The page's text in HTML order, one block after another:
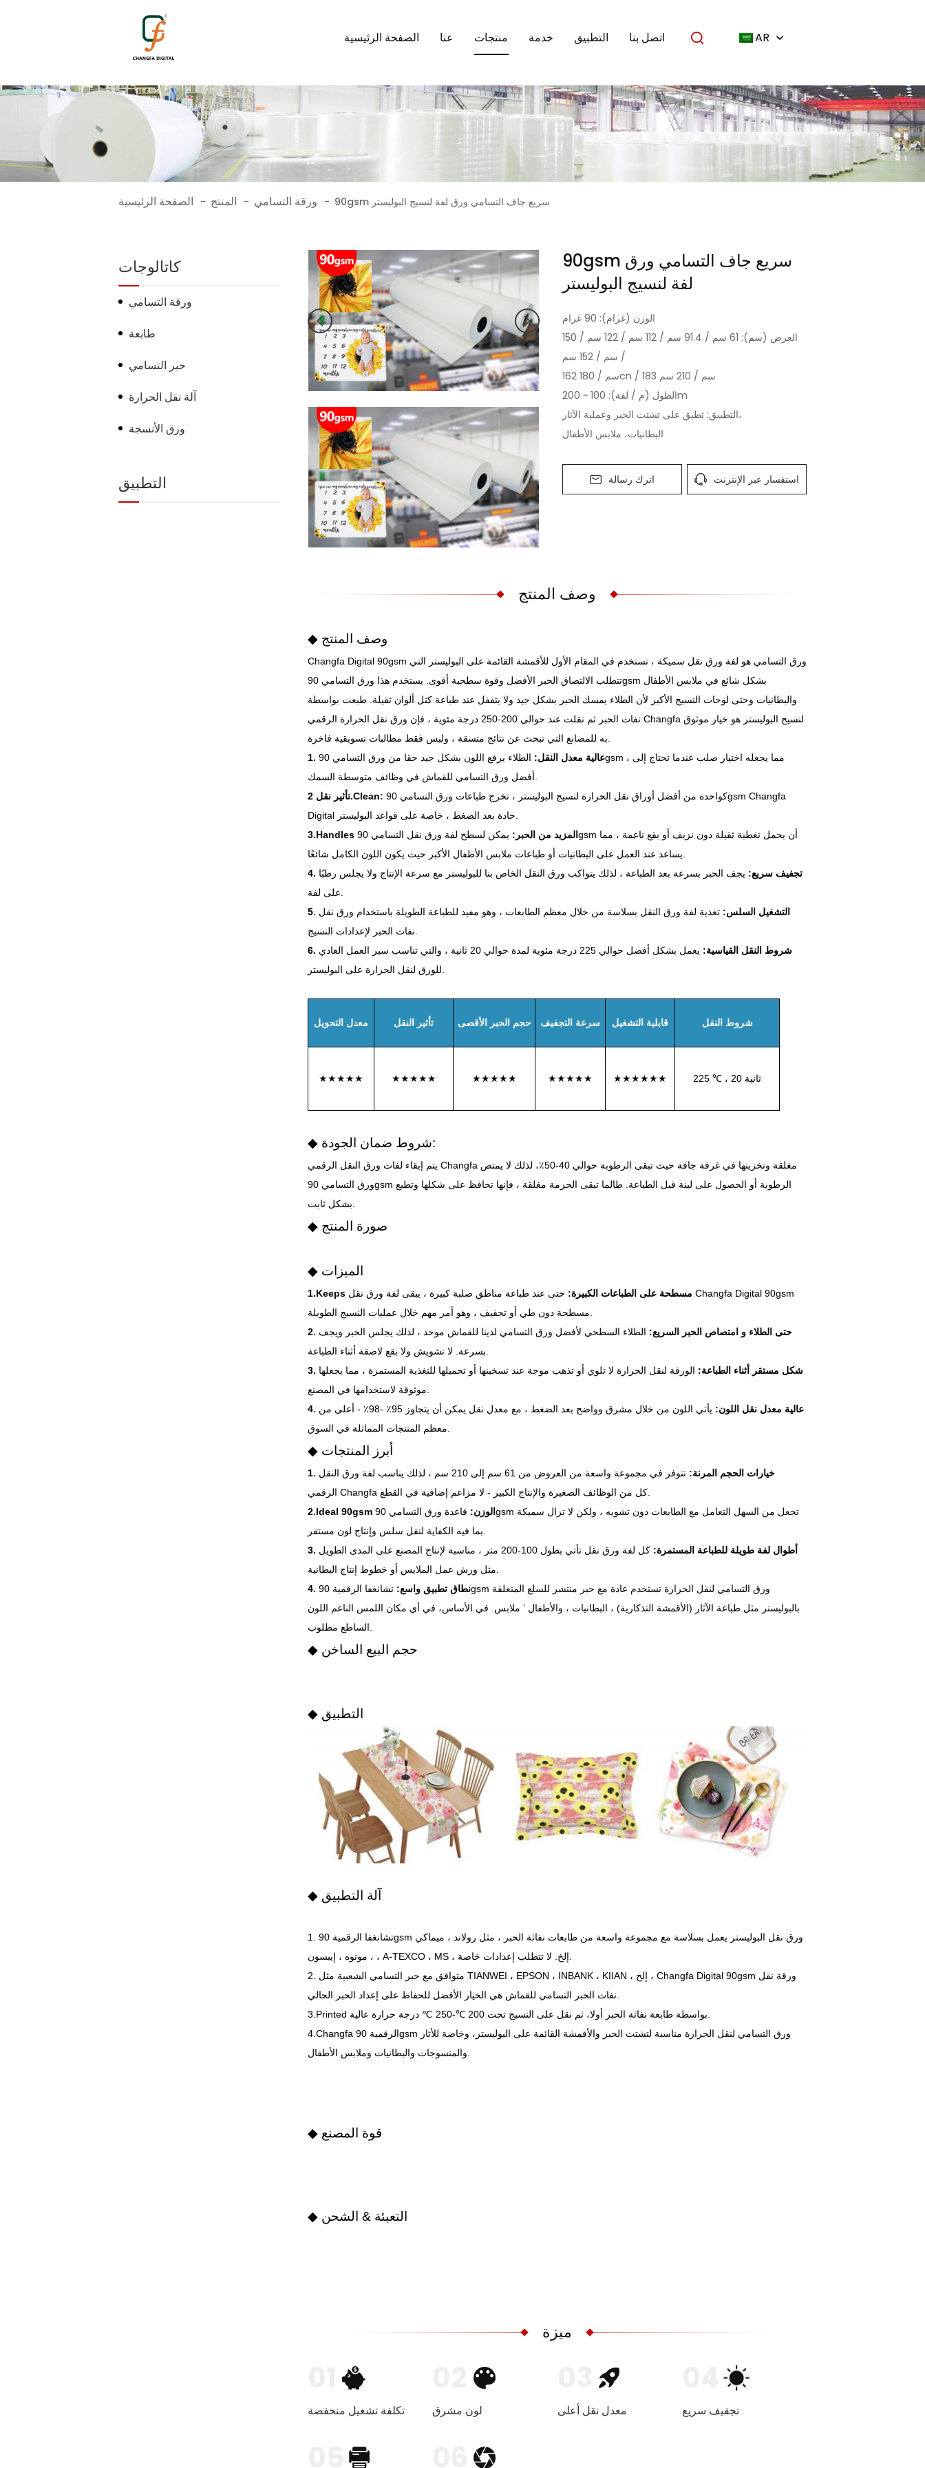
AR الصفحة الرئيسية عنا منتجات خدمة التطبيق اتصل بنا
الصفحة الرئيسية - المنتج - ورقة التسامي - 90gsm سريع جاف التسامي ورق لفة لنسيج البوليستر
كاتالوجات
ورقة التسامي
طابعة
حبر التسامي
آلة نقل الحرارة
ورق الأنسجة
التطبيق
90gsm سريع جاف التسامي ورق
لفة لنسيج البوليستر
الوزن (غرام): 90 غرام
العرض (سم): 61 سم / 91.4 سم / 112 سم / 122 سم / 150
سم / 152 سم /
162 سم / 180cn / 183 سم / 210 سم
الطول (م / لفة): 100 ~ 200m
التطبيق: تطبق على تشتت الحبر وعملية الآثار،
البطانيات، ملابس الأطفال
اترك رسالة استفسار عبر الإنترنت
وصف المنتج
◆ وصف المنتج
Changfa Digital 90gsm ورق التسامي هو لفة ورق نقل سميكة ، تستخدم في المقام الأول للأقمشة القائمة على البوليستر التي
تتطلب الالتصاق الحبر الأفضل وقوة سطحية أقوى. يستخدم هذا ورق التسامي 90gsm بشكل شائع في ملابس الأطفال
والبطانيات وحتى لوحات النسيج الأكبر لأن الطلاء يمسك الحبر بشكل جيد ولا يتقفل عند طباعة كتل ألوان ثقيلة. طبعت بواسطة
نفاث الحبر ثم نقلت عند حوالي 200-250 درجة مئوية ، فإن ورق نقل الحرارة الرقمي Changfa لنسيج البوليستر هو خيار موثوق
1. عالية معدل النقل:
الطلاء يرفع اللون بشكل جيد حقا من ورق التسامي 90gsm ، مما يجعله اختيار صلب عندما تحتاج إلى
تأثير نقل 2.Clean: كواحدة من أفضل أوراق نقل الحرارة لنسيج البوليستر ، تخرج طباعات ورق التسامي 90gsm Changfa
3.Handles المزيد من الحبر:
يمكن لسطح لفة ورق نقل التسامي 90gsm أن يحمل تغطية ثقيلة دون نزيف أو بقع ناعمة ، مما
4. تجفيف سريع: يجف الحبر بسرعة بعد الطباعة ، لذلك يتواكب ورق النقل الخاص بنا للبوليستر مع سرعة الإنتاج ولا يجلس رطبًا
5. التشغيل السلس: تغذية لفة ورق النقل بسلاسة من خلال معظم الطابعات ، وهو مفيد للطباعة الطويلة باستخدام ورق نقل
6. شروط النقل القياسية:
يعمل بشكل أفضل حوالي 225 درجة مئوية لمدة حوالي 20 ثانية ، والتي تناسب سير العمل العادي
معدل التحويل تأثير النقل حجم الحبر الأقصى سرعة التجفيف قابلية التشغيل شروط النقل
★★★★★ ★★★★★ ★★★★★ ★★★★★ ★★★★★★ 225 ℃ ، 20 ثانية
◆ شروط ضمان الجودة:
يتم إبقاء لفات ورق النقل الرقمي Changfa مغلقة وتخزينها في غرفة جافة حيث تبقى الرطوبة حوالي 40-50٪، لذلك لا يمتص
ورق التسامي 90gsm الرطوبة أو الحصول على لينة قبل الطباعة. طالما تبقى الحزمة مغلقة ، فإنها تحافظ على شكلها وتطبع
◆ صورة المنتج
◆ الميزات
1.Keeps مسطحة على الطباعات الكبيرة: حتى عند طباعة مناطق صلبة كبيرة ، يبقى لفة ورق نقل Changfa Digital 90gsm
2. حتى الطلاء و امتصاص الحبر السريع: الطلاء السطحي لأفضل ورق التسامي لدينا للقماش موحد ، لذلك يجلس الحبر ويجف
3. شكل مستقر أثناء الطباعة: الورقة لنقل الحرارة لا تلوي أو تذهب موجة عند تسخينها أو تحميلها للتغذية المستمرة ، مما يجعلها
4. عالية معدل نقل اللون:
يأتي اللون من خلال مشرق وواضح بعد الضغط ، مع معدل نقل يمكن أن يتجاوز 95٪ -98٪ - أعلى من
◆ أبرز المنتجات
1. خيارات الحجم المرنة:
تتوفر في مجموعة واسعة من العروض من 61 سم إلى 210 سم ، لذلك يناسب لفة ورق النقل
2.Ideal 90gsm الوزن:
قاعدة ورق التسامي 90gsm تجعل من السهل التعامل مع الطابعات دون تشويه ، ولكن لا تزال سميكة
3. أطوال لفة طويلة للطباعة المستمرة:
كل لفة ورق نقل تأتي بطول 100-200 متر ، مناسبة لإنتاج المصنع على المدى الطويل
4. نطاق تطبيق واسع:
تشانغفا الرقمية 90gsm ورق التسامي لنقل الحرارة تستخدم عادة مع حبر منتشر للسلع المتعلقة
بالبوليستر مثل طباعة الآثار (الأقمشة التذكارية) ، البطانيات ، والأطفال ’ ملابس. في الأساس، في أي مكان اللمس الناعم اللون
◆ حجم البيع الساخن
◆ التطبيق
◆ آلة التطبيق
1. تشانغفا الرقمية 90gsm ورق نقل البوليستر يعمل بسلاسة مع مجموعة واسعة من طابعات نفاثة الحبر ، مثل رولاند ، ميماكي
، موتوه ، إيبسون ، A-TEXCO ، MS ، إلخ. لا تتطلب إعدادات خاصة.
2. متوافق مع حبر التسامي الشعبية مثل TIANWEI ، EPSON ، INBANK ، KIIAN ، إلخ ، Changfa Digital 90gsm ورقة نقل
نفاث الحبر التسامي للقماش هي الخيار الأفضل للحفاظ على إعداد الحبر الحالي.
3.Printed بواسطة طابعة نفاثة الحبر أولا، ثم نقل على النسيج تحت 200 ℃-250 ℃ درجة حرارة عالية.
4.Changfa الرقمية 90gsm ورق التسامي لنقل الحرارة مناسبة لتشتت الحبر والأقمشة القائمة على البوليستر، وخاصة للأثار
والمنسوجات والبطانيات وملابس الأطفال.
◆ قوة المصنع
◆ التعبئة & الشحن
ميزة
تكلفة تشغيل منخفضة لون مشرق معدل نقل أعلى تجفيف سريع